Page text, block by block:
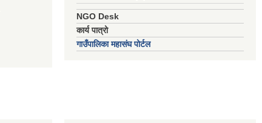
NGO Desk
कार्य पात्रो
गाउँपालिका महासंघ पोर्टल